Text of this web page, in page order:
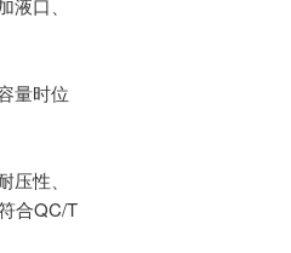
口、
量时位
性、
合QC/T